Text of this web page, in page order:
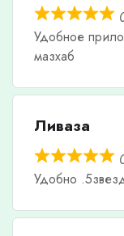
Удобное
мазхаб
Ливаза
Удобно